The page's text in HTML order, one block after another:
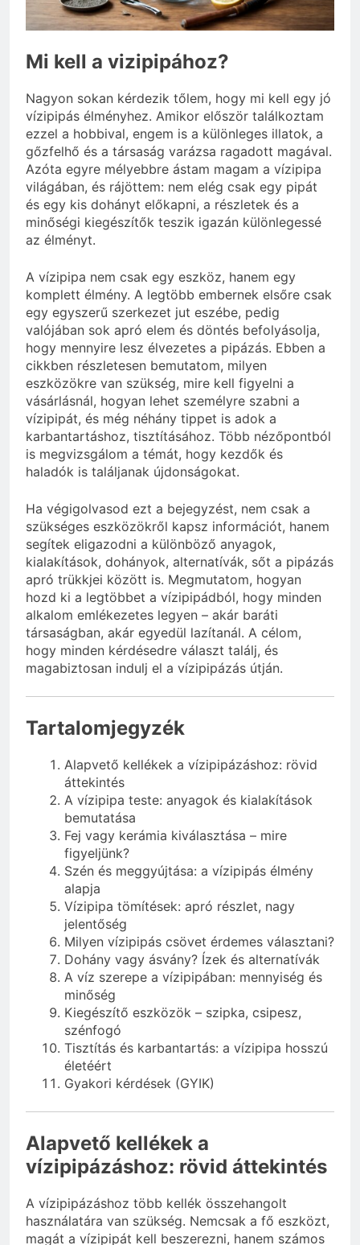
Miért zsibbad a kéz?
Mi kell a vizipipához?
Nagyon sokan kérdezik tőlem, hogy mi kell egy jó
vízipipás élményhez. Amikor először találkoztam
ezzel a hobbi­val, engem is a különleges illatok, a
gőzfelhő és a társaság varázsa ragadott magával.
Azóta egyre mélyebbre ástam magam a vízipipa
világában, és rájöttem: nem elég csak egy pipát
és egy kis dohányt előkapni, a részletek és a
minőségi kiegészítők teszik igazán különlegessé
az élményt.
A vízipipa nem csak egy eszköz, hanem egy
komplett élmény. A legtöbb embernek elsőre csak
egy egyszerű szerkezet jut eszébe, pedig
valójában sok apró elem és döntés befolyásolja,
hogy mennyire lesz élvezetes a pipázás. Ebben a
cikkben részletesen bemutatom, milyen
eszközökre van szükség, mire kell figyelni a
vásárlásnál, hogyan lehet személyre szabni a
vízipipát, és még néhány tippet is adok a
karbantartáshoz, tisztításához. Több nézőpontból
is megvizsgálom a témát, hogy kezdők és
haladók is találjanak újdonságokat.
Ha végigolvasod ezt a bejegyzést, nem csak a
szükséges eszközökről kapsz információt, hanem
segítek eligazodni a különböző anyagok,
kialakítások, dohányok, alternatívák, sőt a pipázás
apró trükkjei között is. Megmutatom, hogyan
hozd ki a legtöbbet a vízipipádból, hogy minden
alkalom emlékezetes legyen – akár baráti
társaságban, akár egyedül lazítanál. A célom,
hogy minden kérdésedre választ találj, és
magabiztosan indulj el a vízipipázás útján.
Tartalomjegyzék
Alapvető kellékek a vízipipázáshoz: rövid
áttekintés
A vízipipa teste: anyagok és kialakítások
bemutatása
Fej vagy kerámia kiválasztása – mire
figyeljünk?
Szén és meggyújtása: a vízipipás élmény
alapja
Vízipipa tömítések: apró részlet, nagy
jelentőség
Milyen vízipipás csövet érdemes választani?
Dohány vagy ásvány? Ízek és alternatívák
A víz szerepe a vízipipában: mennyiség és
minőség
Kiegészítő eszközök – szipka, csipesz,
szénfogó
Tisztítás és karbantartás: a vízipipa hosszú
életéért
Gyakori kérdések (GYIK)
Alapvető kellékek a
vízipipázáshoz: rövid áttekintés
A vízipipázáshoz több kellék összehangolt
használatára van szükség. Nemcsak a fő eszközt,
magát a vízipipát kell beszerezni, hanem számos